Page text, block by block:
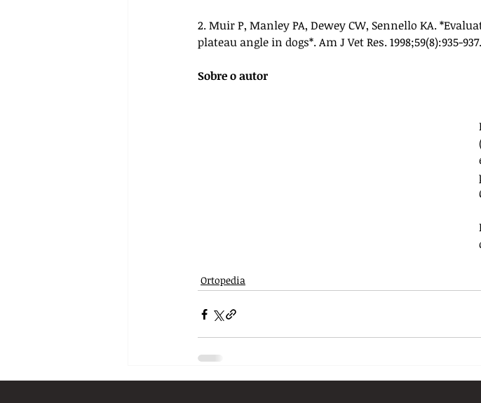
2. Muir P, Manley PA, Dewey CW, Sennello KA.
plateau angle in dogs*. Am J Vet Res. 1998;59(8):935-937.
Sobre o autor
Ortopedia